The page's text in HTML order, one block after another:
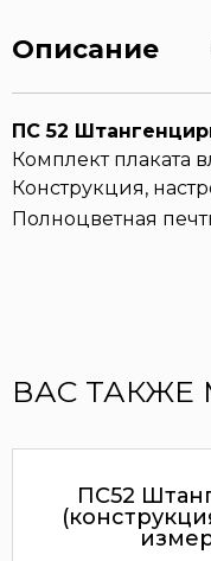
Описание
ПС 52
Комплект плаката
Конструкция,
Полноцветная
ВАС ТАКЖЕ
ПС52